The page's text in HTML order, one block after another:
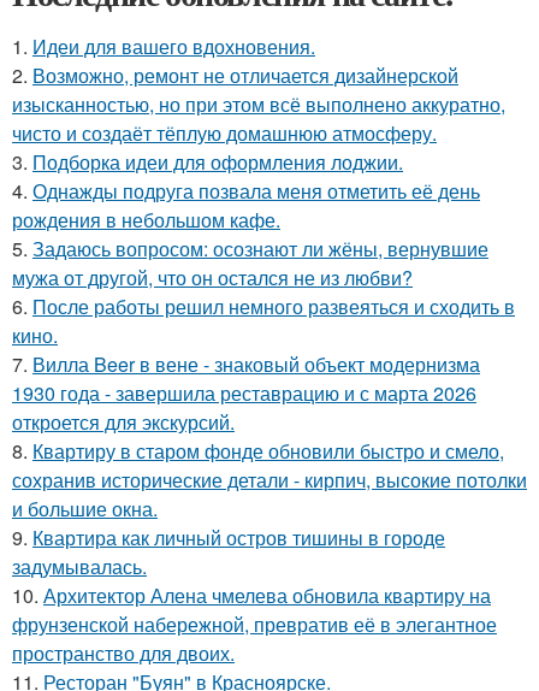
1. Идеи для вашего вдохновения.
2. Возможно, ремонт не отличается дизайнерской
изысканностью, но при этом всё выполнено аккуратно,
чисто и создаёт тёплую домашнюю атмосферу.
3. Подборка идеи для оформления лоджии.
4. Однажды подруга позвала меня отметить её день
рождения в небольшом кафе.
5. Задаюсь вопросом: осознают ли жёны, вернувшие
мужа от другой, что он остался не из любви?
6. После работы решил немного развеяться и сходить в
кино.
7. Вилла Beer в вене - знаковый объект модернизма
1930 года - завершила реставрацию и с марта 2026
откроется для экскурсий.
8. Квартиру в старом фонде обновили быстро и смело,
сохранив исторические детали - кирпич, высокие потолки
и большие окна.
9. Квартира как личный остров тишины в городе
задумывалась.
10. Архитектор Алена чмелева обновила квартиру на
фрунзенской набережной, превратив её в элегантное
пространство для двоих.
11. Ресторан "Буян" в Красноярске.